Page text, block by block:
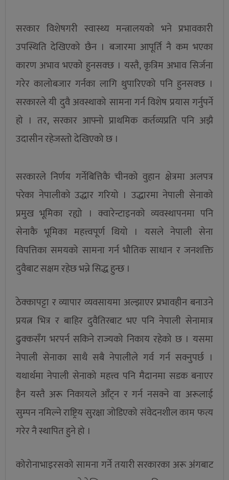
सरकार विशेषगरी स्वास्थ्य मन्त्रालयको भने प्रभावकारी
उपस्थिति देखिएको छैन । बजारमा आपूर्ति नै कम भएका
कारण अभाव भएको हुनसक्छ । यस्तै, कृत्रिम अभाव सिर्जना
गरेर कालोबजार गर्नका लागि थुपारिएको पनि हुनसक्छ ।
सरकारले यी दुवै अवस्थाको सामना गर्न विशेष प्रयास गर्नुपर्ने
हो । तर, सरकार आफ्नो प्राथमिक कर्तव्यप्रति पनि अझै
उदासीन रहेजस्तो देखिएको छ ।
सरकारले निर्णय गर्नेबित्तिकै चीनको वुहान क्षेत्रमा अलपत्र
परेका नेपालीको उद्धार गरियो । उद्धारमा नेपाली सेनाको
प्रमुख भूमिका रह्यो । क्वारेन्टाइनको व्यवस्थापनमा पनि
सेनाकै भूमिका महत्त्वपूर्ण थियो । यसले नेपाली सेना
विपत्तिका समयको सामना गर्न भौतिक साधान र जनशक्ति
दुवैबाट सक्षम रहेछ भन्ने सिद्ध हुन्छ ।
ठेक्कापट्टा र व्यापार व्यवसायमा अल्झाएर प्रभावहीन बनाउने
प्रयत्न भित्र र बाहिर दुवैतिरबाट भए पनि नेपाली सेनामात्र
ढुक्कसँग भरपर्न सकिने राज्यको निकाय रहेको छ । यसमा
नेपाली सेनाका साथै सबै नेपालीले गर्व गर्न सक्नुपर्छ ।
यथार्थमा नेपाली सेनाको महत्त्व पनि मैदानमा सडक बनाएर
हैन यस्तै अरू निकायले आँट्न र गर्न नसक्ने वा अरूलाई
सुम्पन नमिल्ने राष्ट्रिय सुरक्षा जोडिएको संवेदनशील काम फत्य
गरेर नै स्थापित हुने हो ।
कोरोनाभाइरसको सामना गर्ने तयारी सरकारका अरू अंगबाट